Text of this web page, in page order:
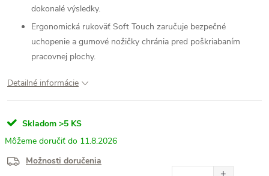
dokonalé výsledky.
Ergonomická rukoväť Soft Touch zaručuje bezpečné
uchopenie a gumové nožičky chránia pred poškriabaním
pracovnej plochy.
Detailné informácie
Skladom >5 KS
11.8.2026
Možnosti doručenia